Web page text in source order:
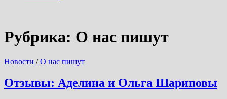
Рубрика: О нас пишут
Новости /О нас пишут
Отзывы: Аделина и Ольга Шариповы